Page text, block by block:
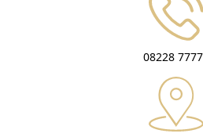
08228